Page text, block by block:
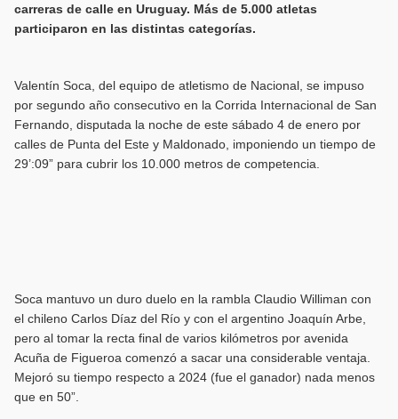
carreras de calle en Uruguay. Más de 5.000 atletas
participaron en las distintas categorías.
Valentín Soca, del equipo de atletismo de Nacional, se impuso
por segundo año consecutivo en la Corrida Internacional de San
Fernando, disputada la noche de este sábado 4 de enero por
calles de Punta del Este y Maldonado, imponiendo un tiempo de
29’:09” para cubrir los 10.000 metros de competencia.
Soca mantuvo un duro duelo en la rambla Claudio Williman con
el chileno Carlos Díaz del Río y con el argentino Joaquín Arbe,
pero al tomar la recta final de varios kilómetros por avenida
Acuña de Figueroa comenzó a sacar una considerable ventaja.
Mejoró su tiempo respecto a 2024 (fue el ganador) nada menos
que en 50”.